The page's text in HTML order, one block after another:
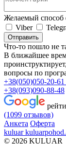
Желаемый способ
Viber
Отправить
Что-то пошло не
В ближайшее
вопросы по
+38(050)050-20-61
+38(093)090-88-48
(1099 отзывов)
Анкета Оферта
kuluar kuluarpohod.
© 2026 KULUAR